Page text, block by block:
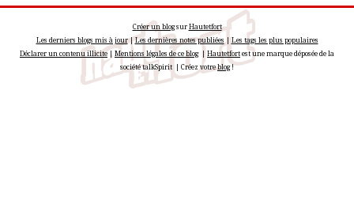
Créer un blogsurHautetfort
Les derniers blogs mis à jour|Les dernières notes publiées |Les tags les plus populaires
Déclarer un contenu illicite|Mentions légales de ce blog| Hautetfortest une marque déposée de la
société talkSpirit | Créez votreblog!